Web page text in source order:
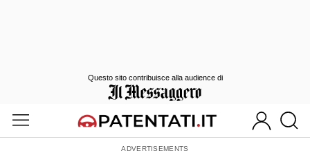
Questo sito contribuisce alla audience di